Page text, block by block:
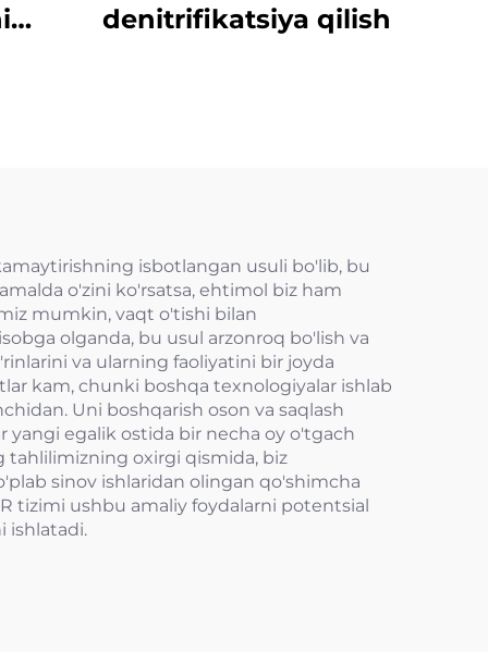
denitrifikatsiya qilish
isbotlangan usuli bo'lib, bu
o'zini ko'rsatsa, ehtimol biz ham
mumkin, vaqt o'tishi bilan
olganda, bu usul arzonroq bo'lish va
va ularning faoliyatini bir joyda
kam, chunki boshqa texnologiyalar ishlab
Uni boshqarish oson va saqlash
egalik ostida bir necha oy o'tgach
tahlilimizning oxirgi qismida, biz
sinov ishlaridan olingan qo'shimcha
tizimi ushbu amaliy foydalarni potentsial
ishlatadi.